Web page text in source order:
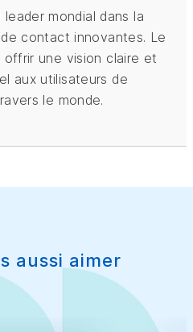
mondial dans la
contact innovantes. Le
une vision claire et
aux utilisateurs de
le monde.
aussi aimer